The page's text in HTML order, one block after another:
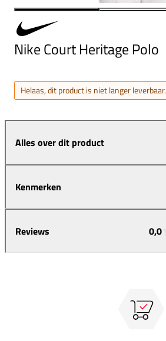
Nike Court Heritage Polo
Helaas, dit product is niet langer leverbaar.
Alles over dit product
Kenmerken
Reviews 0,0